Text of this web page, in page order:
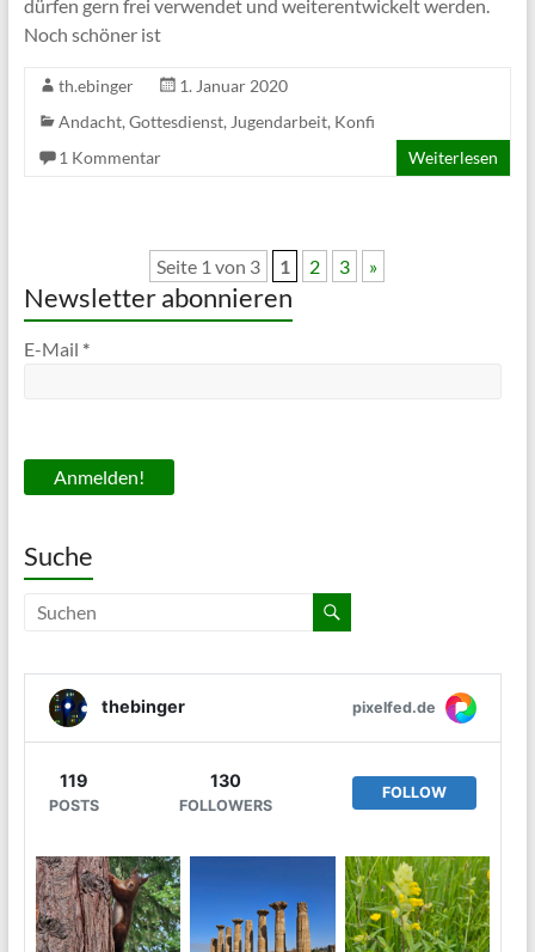
dürfen gern frei verwendet und weiterentwickelt werden.
Noch schöner ist
th.ebinger
1. Januar 2020
Andacht, Gottesdienst, Jugendarbeit, Konfi
1 Kommentar
Weiterlesen
Seite 1 von 3 1 2 3 »
Newsletter abonnieren
E-Mail *
Suche